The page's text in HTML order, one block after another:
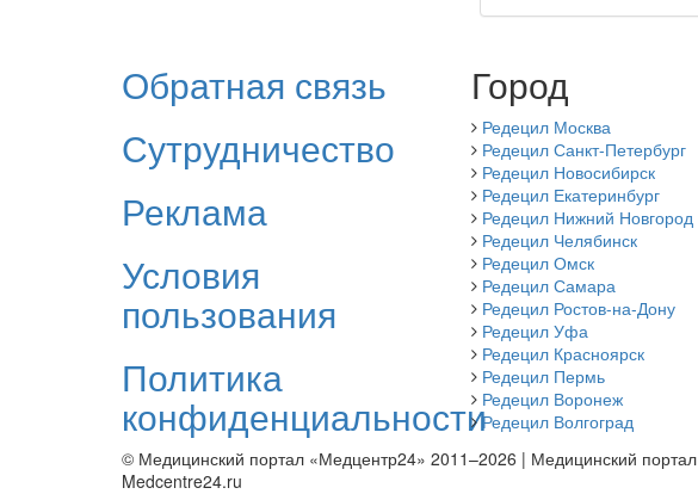
Обратная связь
Сутрудничество
Реклама
Условия
пользования
Политика
конфиденциальности
Город
Редецил Москва
Редецил Санкт-Петербург
Редецил Новосибирск
Редецил Екатеринбург
Редецил Нижний Новгород
Редецил Челябинск
Редецил Омск
Редецил Самара
Редецил Ростов-на-Дону
Редецил Уфа
Редецил Красноярск
Редецил Пермь
Редецил Воронеж
Редецил Волгоград
© Медицинский портал «Медцентр24» 2011–2026 | Медицинский портал
Medcentre24.ru